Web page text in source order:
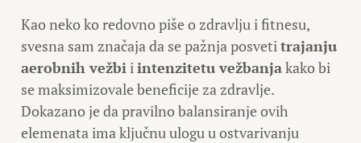
Kao neko ko redovno piše o zdravlju i fitnesu,
svesna sam značaja da se pažnja posveti trajanju
aerobnih vežbi i intenzitetu vežbanjakako bi
se maksimizovale beneficije za zdravlje.
Dokazano je da pravilno balansiranje ovih
elemenata ima ključnu ulogu u ostvarivanju